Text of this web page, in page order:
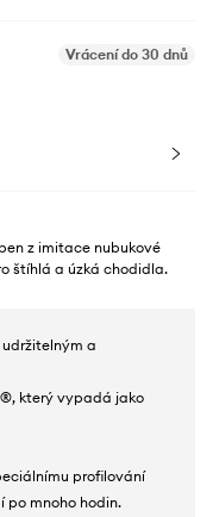
Vrácení do 30 dnů
z imitace nubukové
štíhlá a úzká chodidla.
udržitelným a
který vypadá jako
profilování
po mnoho hodin.